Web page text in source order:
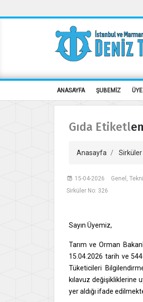
ANASAYFA ŞUBEMİZ ÜYE
Gıda
Anasayfa
15-04-2026 Genel,
Sirküler No: 326
Sayın Üyemiz,
Tarım ve Orman
15.04.2026 tarih ve
Tüketicileri
kılavuz değişikliklerine
yer aldığı ifade